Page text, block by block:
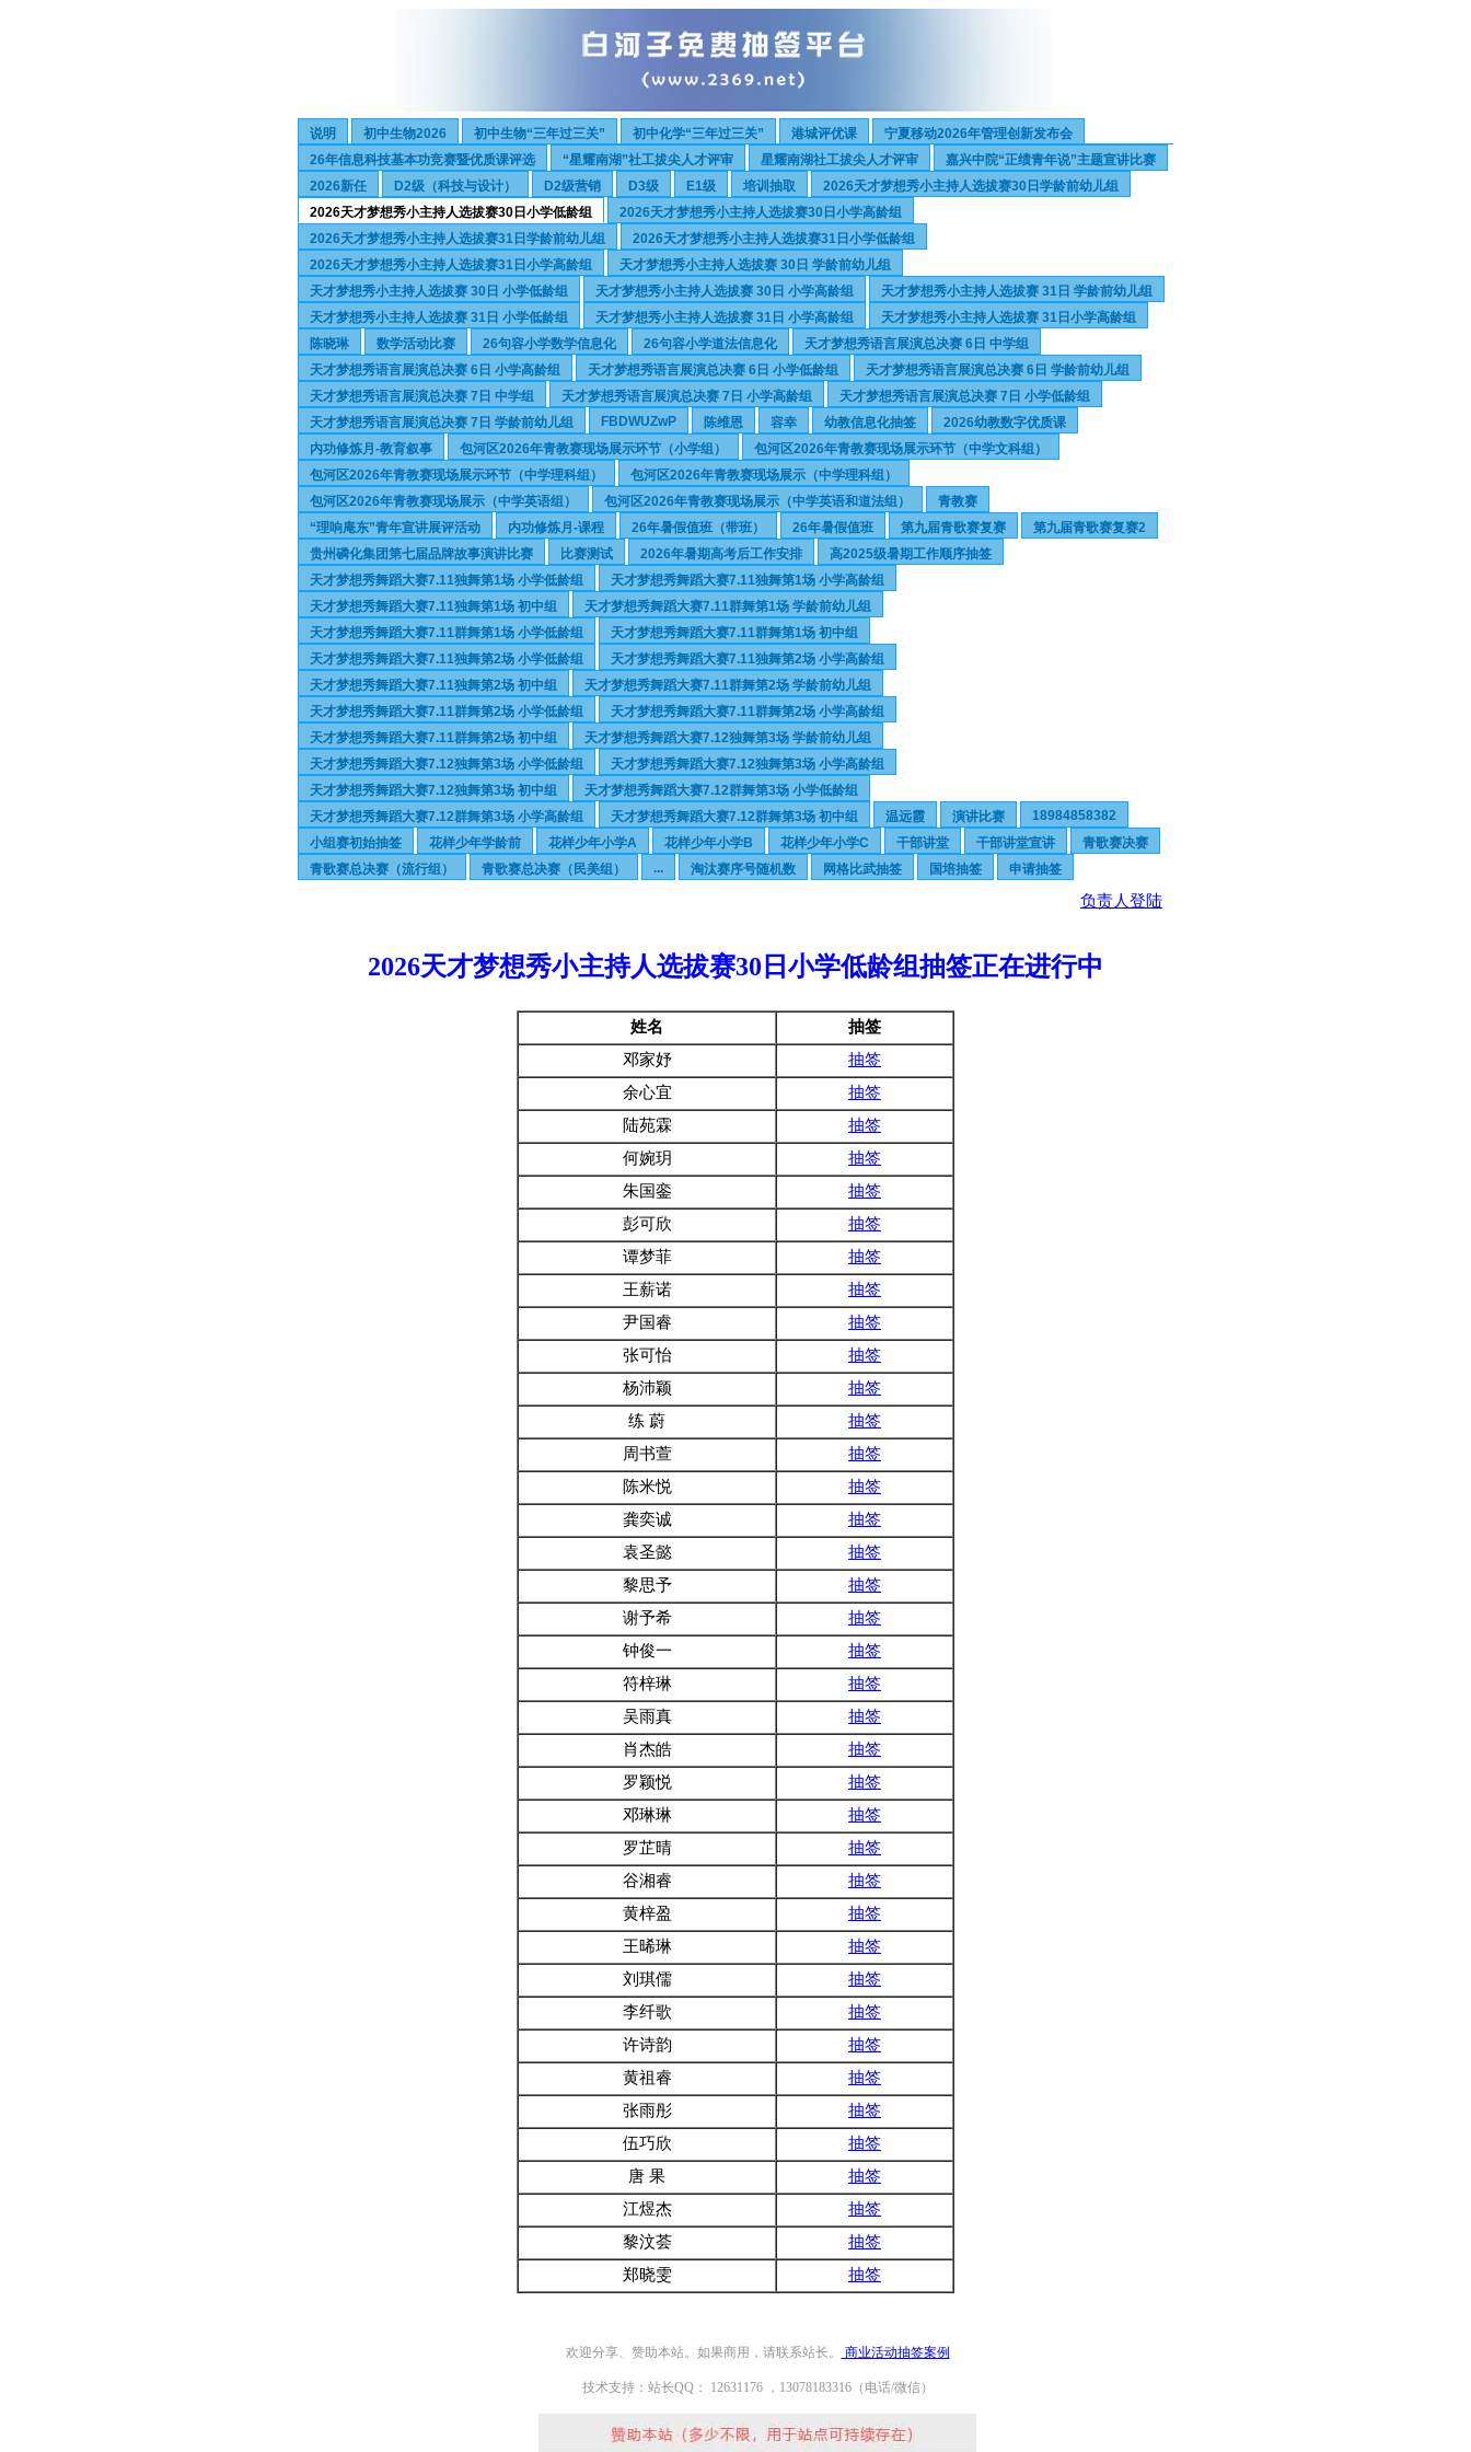
说明 初中生物2026 初中生物“三年过三关” 初中化学“三年过三关” 港城评优课
宁夏移动2026年管理创新发布会
26年信息科技基本功竞赛暨优质课评选
“星耀南湖”社工拔尖人才评审 星耀南湖社工拔尖人才评审
嘉兴中院“正绩青年说”主题宣讲比赛
2026新任
D2级（科技与设计） D2级营销 D3级 E1级 培训抽取
2026天才梦想秀小主持人选拔赛30日学龄前幼儿组
2026天才梦想秀小主持人选拔赛30日小学低龄组
2026天才梦想秀小主持人选拔赛30日小学高龄组
2026天才梦想秀小主持人选拔赛31日学龄前幼儿组
2026天才梦想秀小主持人选拔赛31日小学低龄组
2026天才梦想秀小主持人选拔赛31日小学高龄组
天才梦想秀小主持人选拔赛 30日 学龄前幼儿组
天才梦想秀小主持人选拔赛 30日 小学低龄组
天才梦想秀小主持人选拔赛 30日 小学高龄组
天才梦想秀小主持人选拔赛 31日 学龄前幼儿组
天才梦想秀小主持人选拔赛 31日 小学低龄组
天才梦想秀小主持人选拔赛 31日 小学高龄组
天才梦想秀小主持人选拔赛 31日小学高龄组
陈晓琳
数学活动比赛 26句容小学数学信息化 26句容小学道法信息化
天才梦想秀语言展演总决赛 6日 中学组
天才梦想秀语言展演总决赛 6日 小学高龄组
天才梦想秀语言展演总决赛 6日 小学低龄组
天才梦想秀语言展演总决赛 6日 学龄前幼儿组
天才梦想秀语言展演总决赛 7日 中学组
天才梦想秀语言展演总决赛 7日 小学高龄组
天才梦想秀语言展演总决赛 7日 小学低龄组
天才梦想秀语言展演总决赛 7日 学龄前幼儿组
FBDWUZwP 陈维恩 容幸 幼教信息化抽签
2026幼教数字优质课
内功修炼月-教育叙事
包河区2026年青教赛现场展示环节（小学组）
包河区2026年青教赛现场展示环节（中学文科组）
包河区2026年青教赛现场展示环节（中学理科组）
包河区2026年青教赛现场展示（中学理科组）
包河区2026年青教赛现场展示（中学英语组）
包河区2026年青教赛现场展示（中学英语和道法组）
青教赛
“理响庵东”青年宣讲展评活动
内功修炼月-课程 26年暑假值班（带班） 26年暑假值班 第九届青歌赛复赛
第九届青歌赛复赛2
贵州磷化集团第七届品牌故事演讲比赛
比赛测试 2026年暑期高考后工作安排
高2025级暑期工作顺序抽签
天才梦想秀舞蹈大赛7.11独舞第1场 小学低龄组
天才梦想秀舞蹈大赛7.11独舞第1场 小学高龄组
天才梦想秀舞蹈大赛7.11独舞第1场 初中组
天才梦想秀舞蹈大赛7.11群舞第1场 学龄前幼儿组
天才梦想秀舞蹈大赛7.11群舞第1场 小学低龄组
天才梦想秀舞蹈大赛7.11群舞第1场 初中组
天才梦想秀舞蹈大赛7.11独舞第2场 小学低龄组
天才梦想秀舞蹈大赛7.11独舞第2场 小学高龄组
天才梦想秀舞蹈大赛7.11独舞第2场 初中组
天才梦想秀舞蹈大赛7.11群舞第2场 学龄前幼儿组
天才梦想秀舞蹈大赛7.11群舞第2场 小学低龄组
天才梦想秀舞蹈大赛7.11群舞第2场 小学高龄组
天才梦想秀舞蹈大赛7.11群舞第2场 初中组
天才梦想秀舞蹈大赛7.12独舞第3场 学龄前幼儿组
天才梦想秀舞蹈大赛7.12独舞第3场 小学低龄组
天才梦想秀舞蹈大赛7.12独舞第3场 小学高龄组
天才梦想秀舞蹈大赛7.12独舞第3场 初中组
天才梦想秀舞蹈大赛7.12群舞第3场 小学低龄组
天才梦想秀舞蹈大赛7.12群舞第3场 小学高龄组
天才梦想秀舞蹈大赛7.12群舞第3场 初中组 温远霞 演讲比赛
18984858382
小组赛初始抽签
花样少年学龄前 花样少年小学A 花样少年小学B 花样少年小学C 干部讲堂 干部讲堂宣讲
青歌赛决赛
青歌赛总决赛（流行组）
青歌赛总决赛（民美组） ... 淘汰赛序号随机数 网格比武抽签 国培抽签 申请抽签
负责人登陆
2026天才梦想秀小主持人选拔赛30日小学低龄组抽签正在进行中
姓名
抽签
邓家妤
抽签
余心宜
抽签
陆苑霖
抽签
何婉玥
抽签
朱国銮
抽签
彭可欣
抽签
谭梦菲
抽签
王薪诺
抽签
尹国睿
抽签
张可怡
抽签
杨沛颖
抽签
练 蔚
抽签
周书萱
抽签
陈米悦
抽签
龚奕诚
抽签
袁圣懿
抽签
黎思予
抽签
谢予希
抽签
钟俊一
抽签
符梓琳
抽签
吴雨真
抽签
肖杰皓
抽签
罗颖悦
抽签
邓琳琳
抽签
罗芷晴
抽签
谷湘睿
抽签
黄梓盈
抽签
王晞琳
抽签
刘琪儒
抽签
李纤歌
抽签
许诗韵
抽签
黄祖睿
抽签
张雨彤
抽签
伍巧欣
抽签
唐 果
抽签
江煜杰
抽签
黎汶荟
抽签
郑晓雯
抽签
欢迎分享、赞助本站。如果商用，请联系站长。 商业活动抽签案例
技术支持：站长QQ： 12631176 ，13078183316（电话/微信）